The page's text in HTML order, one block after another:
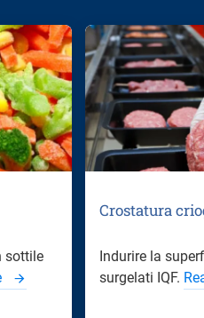
sottile
Crostatura
Indurire la
surgelati IQF.